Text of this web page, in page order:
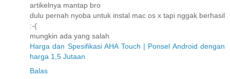
artikelnya mantap bro
dulu pernah nyoba untuk instal mac os x tapi nggak berhasil
:-(
mungkin ada yang salah
Harga dan Spesifikasi AHA Touch | Ponsel Android dengan
harga 1,5 Jutaan
Balas